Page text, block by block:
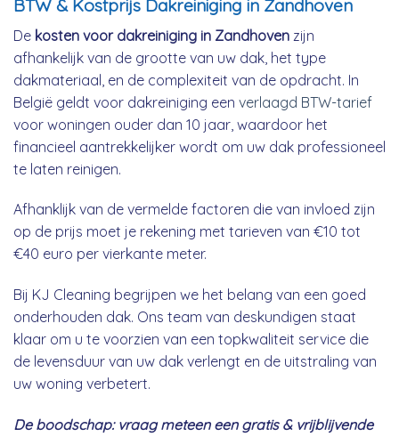
BTW & Kostprijs Dakreiniging in Zandhoven
De kosten voor dakreiniging in Zandhoven zijn
afhankelijk van de grootte van uw dak, het type
dakmateriaal, en de complexiteit van de opdracht. In
België geldt voor dakreiniging een verlaagd BTW-tarief
voor woningen ouder dan 10 jaar, waardoor het
financieel aantrekkelijker wordt om uw dak professioneel
te laten reinigen.
Afhanklijk van de vermelde factoren die van invloed zijn
op de prijs moet je rekening met tarieven van €10 tot
€40 euro per vierkante meter.
Bij KJ Cleaning begrijpen we het belang van een goed
onderhouden dak. Ons team van deskundigen staat
klaar om u te voorzien van een topkwaliteit service die
de levensduur van uw dak verlengt en de uitstraling van
uw woning verbetert.
De boodschap: vraag meteen een gratis & vrijblijvende